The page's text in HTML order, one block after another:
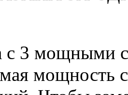
с 3 мощными
мощность